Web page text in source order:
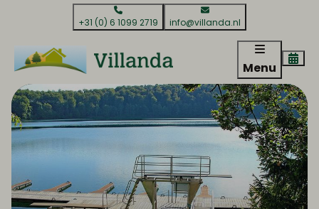
+31 (0) 6 1099 2719 info@villanda.nl
Menu